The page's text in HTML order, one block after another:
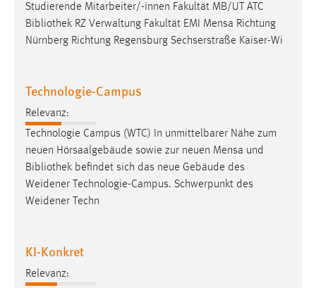
Studierende Mitarbeiter/-innen Fakultät MB/UT ATC
Bibliothek RZ Verwaltung Fakultät EMI Mensa Richtung
Nürnberg Richtung Regensburg Sechserstraße Kaiser-Wi
Technologie-Campus
Relevanz:
Technologie Campus (WTC) In unmittelbarer Nähe zum
neuen Hörsaalgebäude sowie zur neuen Mensa und
Bibliothek befindet sich das neue Gebäude des
Weidener Technologie-Campus. Schwerpunkt des
Weidener Techn
KI-Konkret
Relevanz:
Name:
einloggen zu können.
Cookie Laufzeit:
24 Stunden
STATISTIK
Matomo